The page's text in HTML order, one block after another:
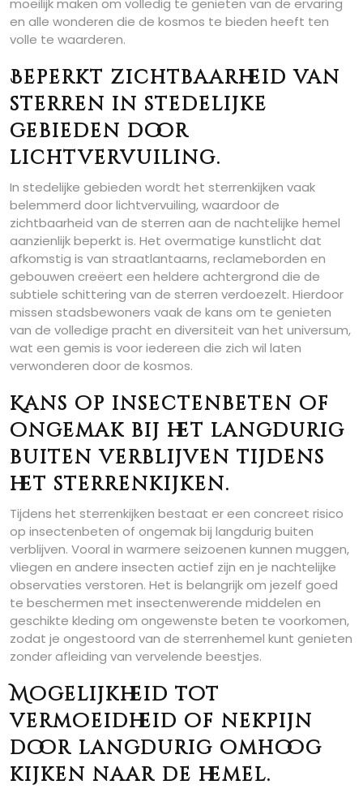
moeilijk maken om volledig te genieten van de ervaring
en alle wonderen die de kosmos te bieden heeft ten
volle te waarderen.
Beperkt zichtbaarheid van
sterren in stedelijke
gebieden door
lichtvervuiling.
In stedelijke gebieden wordt het sterrenkijken vaak
belemmerd door lichtvervuiling, waardoor de
zichtbaarheid van de sterren aan de nachtelijke hemel
aanzienlijk beperkt is. Het overmatige kunstlicht dat
afkomstig is van straatlantaarns, reclameborden en
gebouwen creëert een heldere achtergrond die de
subtiele schittering van de sterren verdoezelt. Hierdoor
missen stadsbewoners vaak de kans om te genieten
van de volledige pracht en diversiteit van het universum,
wat een gemis is voor iedereen die zich wil laten
verwonderen door de kosmos.
Kans op insectenbeten of
ongemak bij het langdurig
buiten verblijven tijdens
het sterrenkijken.
Tijdens het sterrenkijken bestaat er een concreet risico
op insectenbeten of ongemak bij langdurig buiten
verblijven. Vooral in warmere seizoenen kunnen muggen,
vliegen en andere insecten actief zijn en je nachtelijke
observaties verstoren. Het is belangrijk om jezelf goed
te beschermen met insectenwerende middelen en
geschikte kleding om ongewenste beten te voorkomen,
zodat je ongestoord van de sterrenhemel kunt genieten
zonder afleiding van vervelende beestjes.
Mogelijkheid tot
vermoeidheid of nekpijn
door langdurig omhoog
kijken naar de hemel.